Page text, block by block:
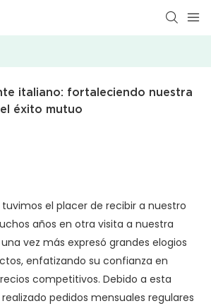
italiano: fortaleciendo nuestra
éxito mutuo
el placer de recibir a nuestro
años en otra visita a nuestra
vez más expresó grandes elogios
enfatizando su confianza en
competitivos. Debido a esta
pedidos mensuales regulares